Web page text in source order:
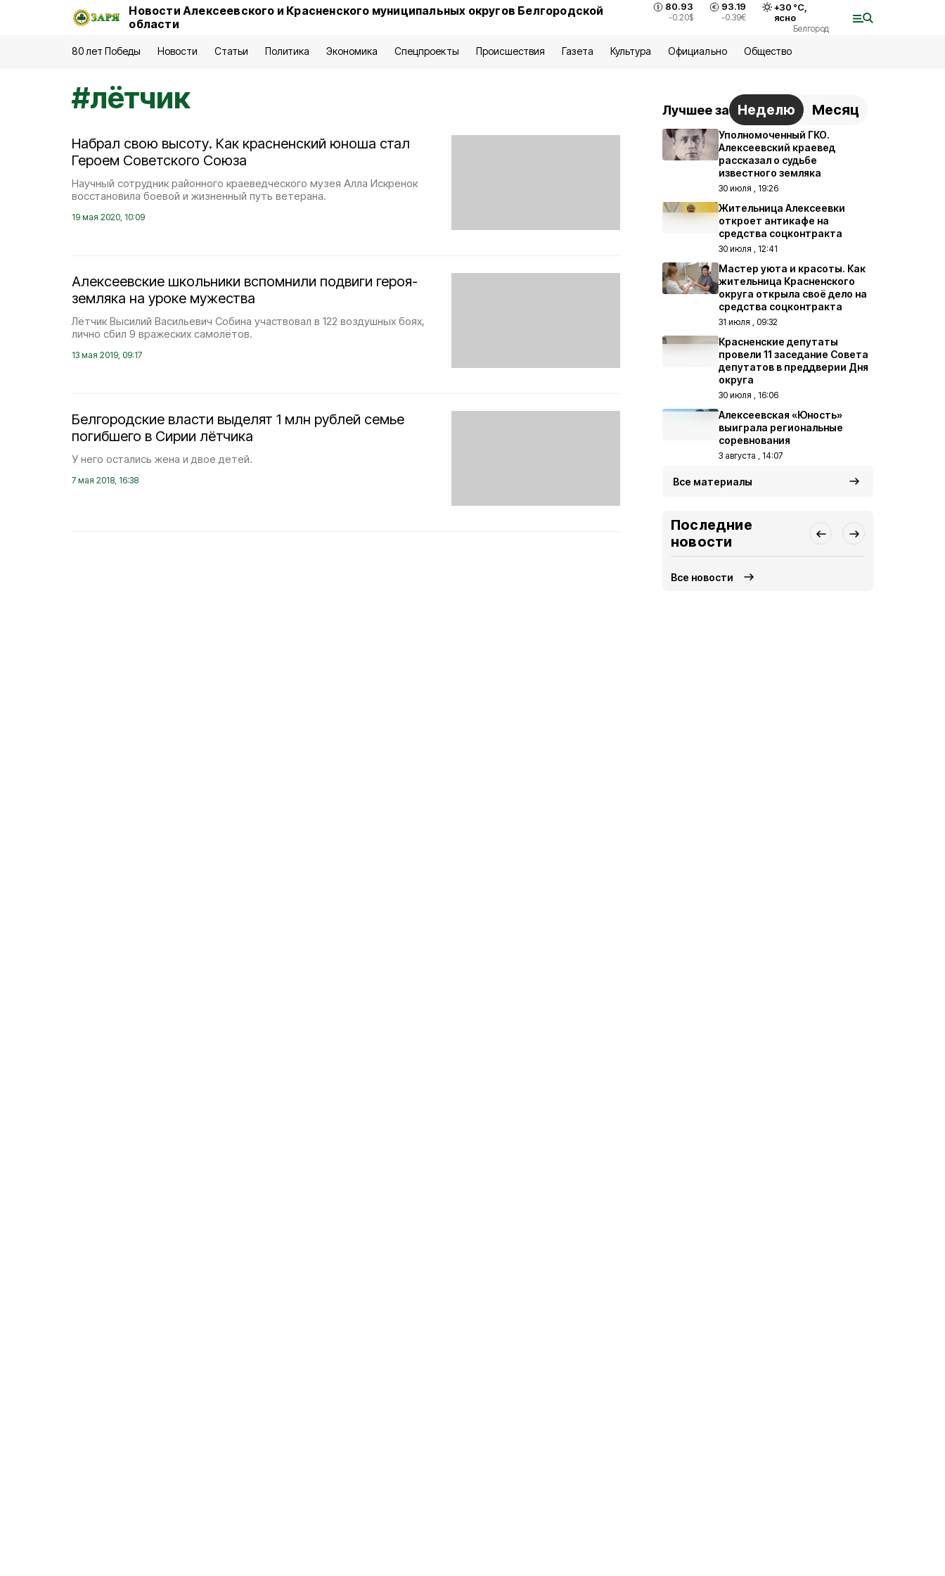
Новости Алексеевского и Красненского муниципальных округов Белгородской
области
80.93
-0.20$
93.19
-0.39€
+30 °С,
ясно
Белгород
80 лет Победы Новости Статьи Политика Экономика Спецпроекты Происшествия Газета Культура Официально Общество
#лётчик
Набрал свою высоту. Как красненский юноша стал
Героем Советского Союза
Научный сотрудник районного краеведческого музея Алла Искренок
восстановила боевой и жизненный путь ветерана.
19 мая 2020, 10:09
Алексеевские школьники вспомнили подвиги героя-
земляка на уроке мужества
Лётчик Высилий Васильевич Собина участвовал в 122 воздушных боях,
лично сбил 9 вражеских самолётов.
13 мая 2019, 09:17
Белгородские власти выделят 1 млн рублей семье
погибшего в Сирии лётчика
У него остались жена и двое детей.
7 мая 2018, 16:38
Лучшее за Неделю Месяц
Уполномоченный ГКО.
Алексеевский краевед
рассказал о судьбе
известного земляка
30 июля , 19:26
Жительница Алексеевки
откроет антикафе на
средства соцконтракта
30 июля , 12:41
Мастер уюта и красоты. Как
жительница Красненского
округа открыла своё дело на
средства соцконтракта
31 июля , 09:32
Красненские депутаты
провели 11 заседание Совета
депутатов в преддверии Дня
округа
30 июля , 16:06
Алексеевская «Юность»
выиграла региональные
соревнования
3 августа , 14:07
Все материалы
Последние
новости
Все новости